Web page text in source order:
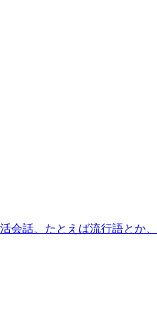
話、たとえば流行語とか